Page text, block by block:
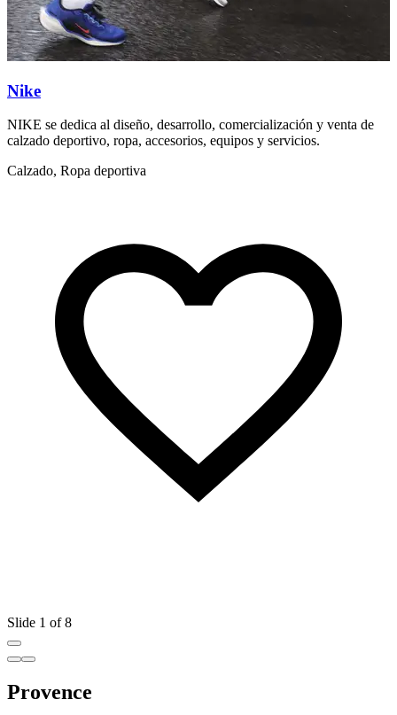
Nike
NIKE se dedica al diseño, desarrollo, comercialización y venta de
calzado deportivo, ropa, accesorios, equipos y servicios.
Calzado, Ropa deportiva
Slide 1 of 8
Provence